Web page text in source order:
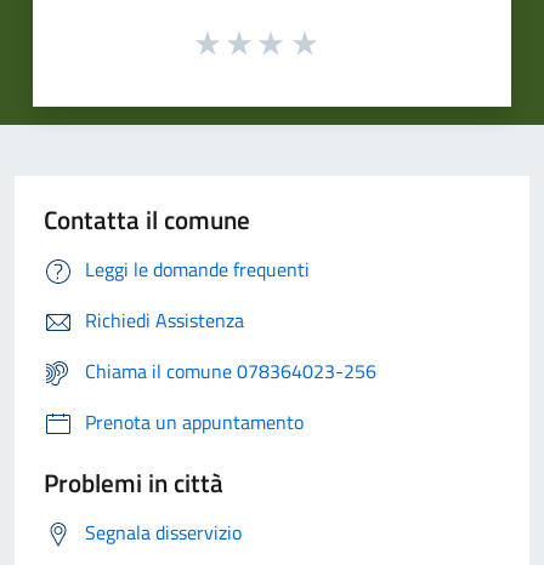
Contatta il comune
Leggi le domande frequenti
Richiedi Assistenza
Chiama il comune 078364023-256
Prenota un appuntamento
Problemi in città
Segnala disservizio